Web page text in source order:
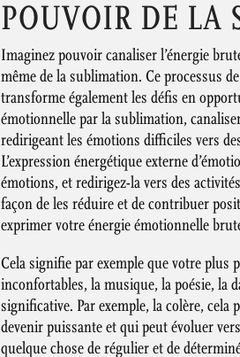
POUVOIR DE LA
Imaginez pouvoir canaliser l’énergie
même de la sublimation. Ce processus
transforme également les défis en
émotionnelle par la sublimation,
redirigeant les émotions difficiles vers
L’expression énergétique externe
émotions, et redirigez-la vers des
façon de les réduire et de contribuer
exprimer votre énergie émotionnelle
Cela signifie par exemple que votre plus
inconfortables, la musique, la poésie, la
significative. Par exemple, la colère,
devenir puissante et qui peut évoluer
quelque chose de régulier et de